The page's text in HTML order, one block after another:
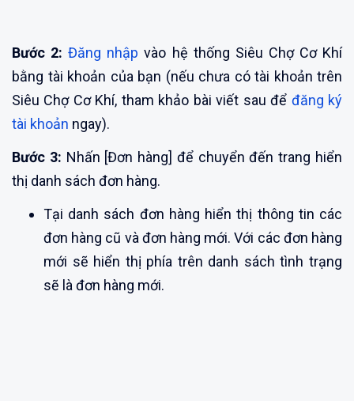
Bước 2: Đăng nhập vào hệ thống Siêu Chợ Cơ Khí
bằng tài khoản của bạn (nếu chưa có tài khoản trên
Siêu Chợ Cơ Khí, tham khảo bài viết sau để đăng ký
tài khoản ngay).
Bước 3: Nhấn [Đơn hàng] để chuyển đến trang hiển
thị danh sách đơn hàng.
Tại danh sách đơn hàng hiển thị thông tin các
đơn hàng cũ và đơn hàng mới. Với các đơn hàng
mới sẽ hiển thị phía trên danh sách tình trạng
sẽ là đơn hàng mới.